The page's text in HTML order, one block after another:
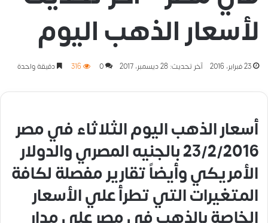
لأسعار الذهب اليوم
23 فبراير، 2016 آخر تحديث: 28 ديسمبر، 2017 0
316 دقيقة واحدة
أسعار الذهب اليوم الثلاثاء في مصر
23/2/2016 بالجنيه المصري والدولار
الأمريكي وأيضاً تقارير مفصلة لكافة
المتغيرات التي تطرأ علي الأسعار